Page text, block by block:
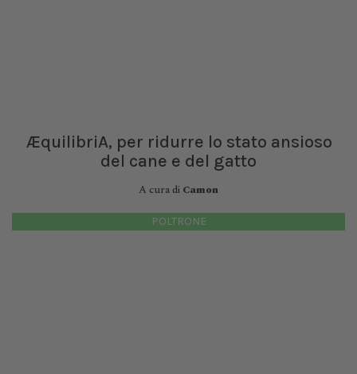
ÆquilibriA, per ridurre lo stato ansioso
del cane e del gatto
A cura di Camon
POLTRONE